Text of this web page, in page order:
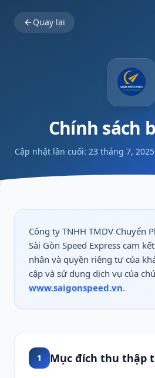
Quay lại
Chính sách
Cập nhật lần cuối: 23 tháng 7,
Công ty TNHH TMDV Chuyển
Sài Gòn Speed Express cam
nhân và quyền riêng tư của
cập và sử dụng dịch vụ của
www.saigonspeed.vn.
1 Mục đích thu thập